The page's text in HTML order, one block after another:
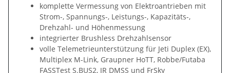
komplette Vermessung von Elektroantrieben mit
Strom-, Spannungs-, Leistungs-, Kapazitäts-,
Drehzahl- und Höhenmessung
integrierter Brushless Drehzahlsensor
volle Telemetrieunterstützung für Jeti Duplex (EX),
Multiplex M-Link, Graupner HoTT, Robbe/Futaba
FASSTest S.BUS2, JR DMSS und FrSky